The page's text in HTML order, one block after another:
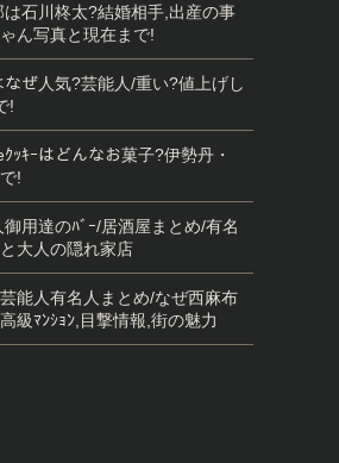
は石川柊太?結婚相手,出産の事
ん写真と現在まで!
なぜ人気?芸能人/重い?値上げし
!
ｯｷｰはどんなお菓子?伊勢丹・
!
用達のﾊﾞｰ/居酒屋まとめ/有名
大人の隠れ家店
能人有名人まとめ/なぜ西麻布
級ﾏﾝｼｮﾝ,目撃情報,街の魅力